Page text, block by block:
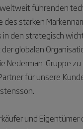
führenden
des starken
in den strategisch
globalen
Nederman-Gruppe
für unsere
und